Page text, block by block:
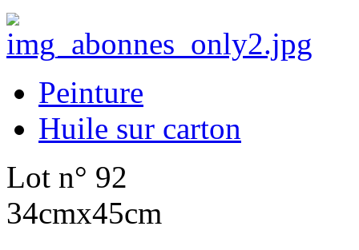
Peinture
Huile sur carton
Lot n° 92
34cmx45cm